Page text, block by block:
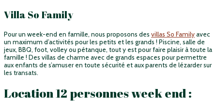
Villa So Family
Pour un week-end en famille, nous proposons des villas So Familyavec
un maximum d’activités pour les petits et les grands ! Piscine, salle de
jeux, BBQ, foot, volley ou pétanque, tout y est pour faire plaisir à toute la
famille ! Des villas de charme avec de grands espaces pour permettre
aux enfants de s’amuser en toute sécurité et aux parents de lézarder sur
les transats.
Location 12 personnes week end :